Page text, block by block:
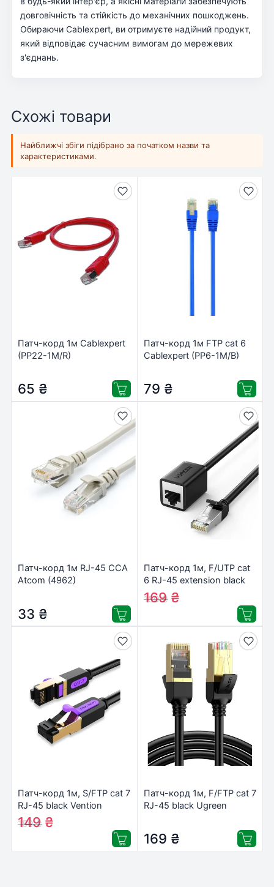
довговічність та стійкість до механічних пошкоджень.
Обираючи Cablexpert, ви отримуєте надійний продукт,
який відповідає сучасним вимогам до мережевих
з'єднань.
Схожі товари
Найближчі збіги підібрано за початком назви та
характеристиками.
Патч-корд 1м Cablexpert
(PP22-1M/R)
65 ₴
Патч-корд 1м FTP cat 6
Cablexpert (PP6-1M/B)
79 ₴
Патч-корд 1м RJ-45 CCA
Atcom (4962)
33 ₴
Патч-корд 1м, F/UTP cat
6 RJ-45 extension black
Ugreen (U_11279)
180₴
169₴
Патч-корд 1м, S/FTP cat 7
RJ-45 black Vention
(ICDBF)
159₴
149₴
Патч-корд 1м, F/FTP cat 7
RJ-45 black Ugreen
169 ₴